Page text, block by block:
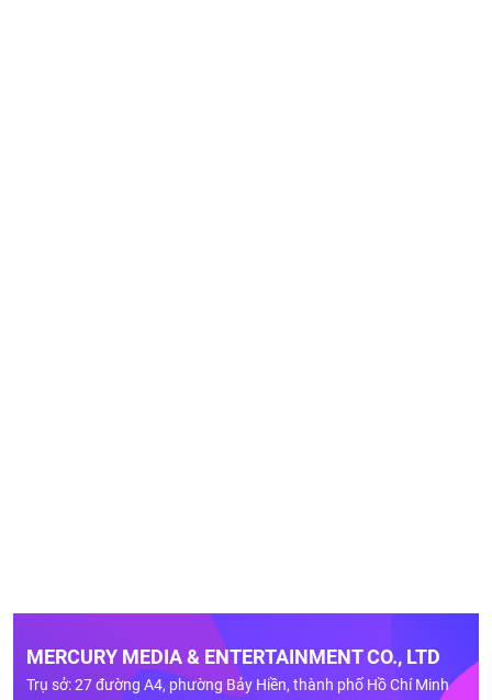
MERCURY MEDIA & ENTERTAINMENT CO., LTD
Trụ sở: 27 đường A4, phường Bảy Hiền, thành phố Hồ Chí Minh